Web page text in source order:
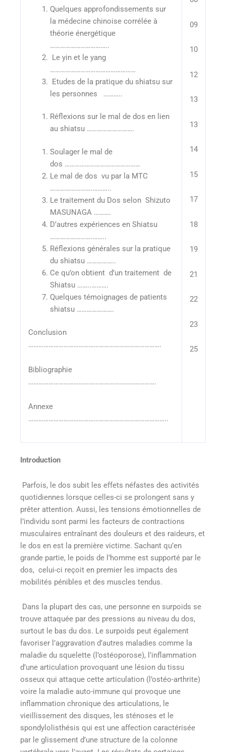
Quelques approfondissements sur
la médecine chinoise corrélée à
théorie énergétique
……………………………..
Le yin et le yang
……………………………………………
Etudes de la pratique du shiatsu sur
les personnes ………..
Réflexions sur le mal de dos en lien
au shiatsu ……………………….
Soulager le mal de
dos ………………………………………
Le mal de dos vu par la MTC
…………………….………..
Le traitement du Dos selon Shizuto
MASUNAGA ……….
D’autres expériences en Shiatsu
…………………….……..
Réflexions générales sur la pratique
du shiatsu ……………..
Ce qu’on obtient d’un traitement de
Shiatsu ……..……….
Quelques témoignages de patients
shiatsu ………………….
Conclusion
…………………………………………………………………….
Bibliographie
………………………………………………………………….
Annexe
………………………………………………………………………..
09
10
12
13
13
14
15
17
18
19
21
22
23
25
Introduction
Parfois, le dos subit les effets néfastes des activités
quotidiennes lorsque celles-ci se prolongent sans y
prêter attention. Aussi, les tensions émotionnelles de
l’individu sont parmi les facteurs de contractions
musculaires entraînant des douleurs et des raideurs, et
le dos en est la première victime. Sachant qu’en
grande partie, le poids de l’homme est supporté par le
dos, celui-ci reçoit en premier les impacts des
mobilités pénibles et des muscles tendus.
Dans la plupart des cas, une personne en surpoids se
trouve attaquée par des pressions au niveau du dos,
surtout le bas du dos. Le surpoids peut également
favoriser l’aggravation d’autres maladies comme la
maladie du squelette (l’ostéoporose), l’inflammation
d’une articulation provoquant une lésion du tissu
osseux qui attaque cette articulation ( l’ostéo-arthrite)
voire la maladie auto-immune qui provoque une
inflammation chronique des articulations, le
vieillissement des disques, les sténoses et le
spondylolisthésis qui est une affection caractérisée
par le glissement d’une structure de la colonne